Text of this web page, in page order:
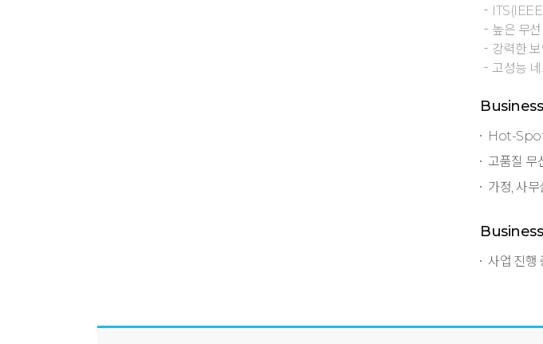
높은 무
강력한
고성능
Hot-
고품질 무
가정, 사
사업 진행